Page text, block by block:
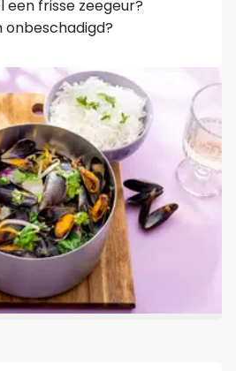
een frisse zeegeur?
onbeschadigd?